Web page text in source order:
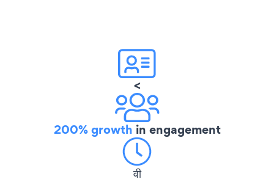
<
200% growth in engagement
वी